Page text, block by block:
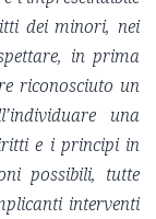
dei minori, nei
in prima
riconosciuto un
una
e i principi in
possibili, tutte
interventi